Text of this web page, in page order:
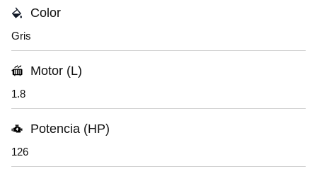
Color
Gris
Motor (L)
1.8
Potencia (HP)
126